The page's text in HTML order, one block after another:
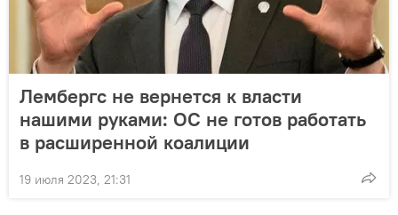
Лембергс не вернется к власти
нашими руками: ОС не готов работать
в расширенной коалиции
19 июля 2023, 21:31